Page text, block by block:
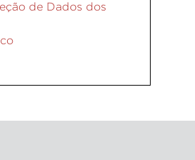
de Dados dos